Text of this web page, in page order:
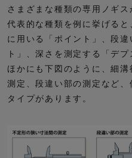
さまざまな種類の専用ノギス
代表的な種類を例に挙げる
に用いる「ポイント」、段
ト」、深さを測定する「デ
ほかにも下図のように、細
測定、段違い部の測定など
タイプがあります。